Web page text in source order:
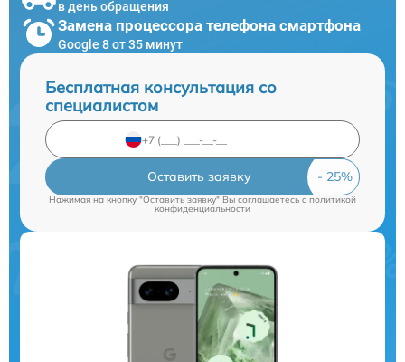
в день обращения
Замена процессора телефона смартфона
Google 8 от 35 минут
Бесплатная консультация со
специалистом
Оставить заявку
Нажимая на кнопку "Оставить заявку" Вы соглашаетесь c политикой
конфиденциальности